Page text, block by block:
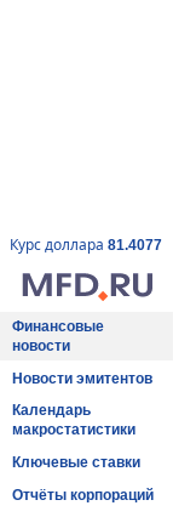
Курс доллара 81.4077
Финансовые
новости
Новости эмитентов
Календарь
макростатистики
Ключевые ставки
Отчёты корпораций